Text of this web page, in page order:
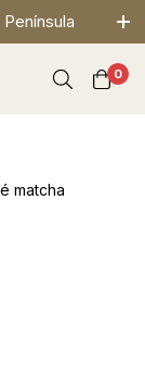
0
matcha